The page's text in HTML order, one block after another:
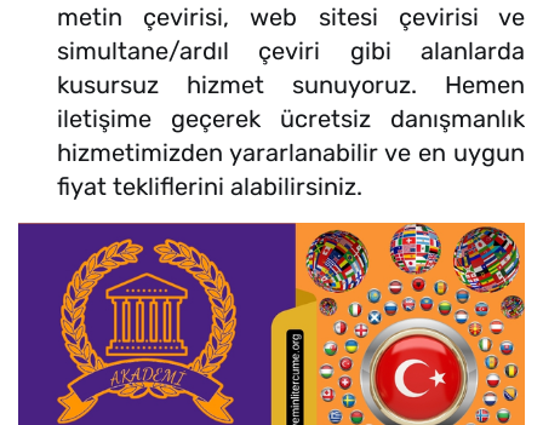
metin çevirisi, web sitesi çevirisi ve
simultane/ardıl çeviri gibi alanlarda
kusursuz hizmet sunuyoruz. Hemen
iletişime geçerek ücretsiz danışmanlık
hizmetimizden yararlanabilir ve en uygun
fiyat tekliflerini alabilirsiniz.